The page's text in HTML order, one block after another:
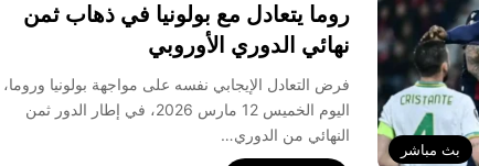
بث مباشر
روما يتعادل مع بولونيا في ذهاب ثمن
نهائي الدوري الأوروبي
فرض التعادل الإيجابي نفسه على مواجهة بولونيا وروما،
اليوم الخميس 12 مارس 2026، في إطار الدور ثمن
النهائي من الدوري…